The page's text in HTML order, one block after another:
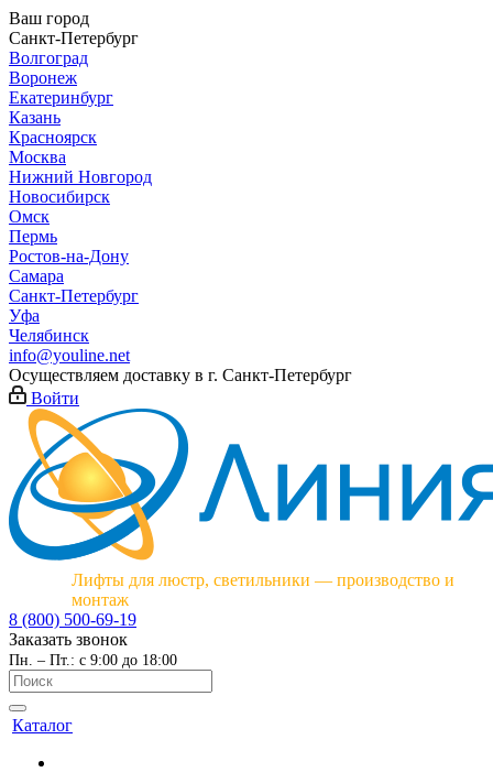
Ваш город
Санкт-Петербург
Волгоград
Воронеж
Екатеринбург
Казань
Красноярск
Москва
Нижний Новгород
Новосибирск
Омск
Пермь
Ростов-на-Дону
Самара
Санкт-Петербург
Уфа
Челябинск
info@youline.net
Осуществляем доставку в г. Санкт-Петербург
Войти
Лифты для люстр, светильники — производство и
монтаж
8 (800) 500-69-19
Заказать звонок
Пн. – Пт.: с 9:00 до 18:00
Каталог